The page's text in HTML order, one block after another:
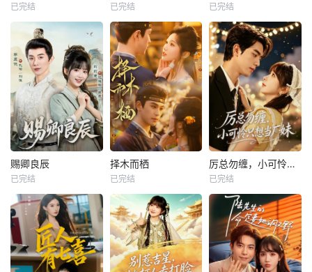
已完结 已完结 已完结
赐卿良辰
已完结
择木而栖
已完结
厉总勿缠，小可怜只想当厂妹
已完结